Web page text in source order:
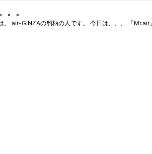
。。
air-GINZAの豹柄の人です。 今日は、、、 「